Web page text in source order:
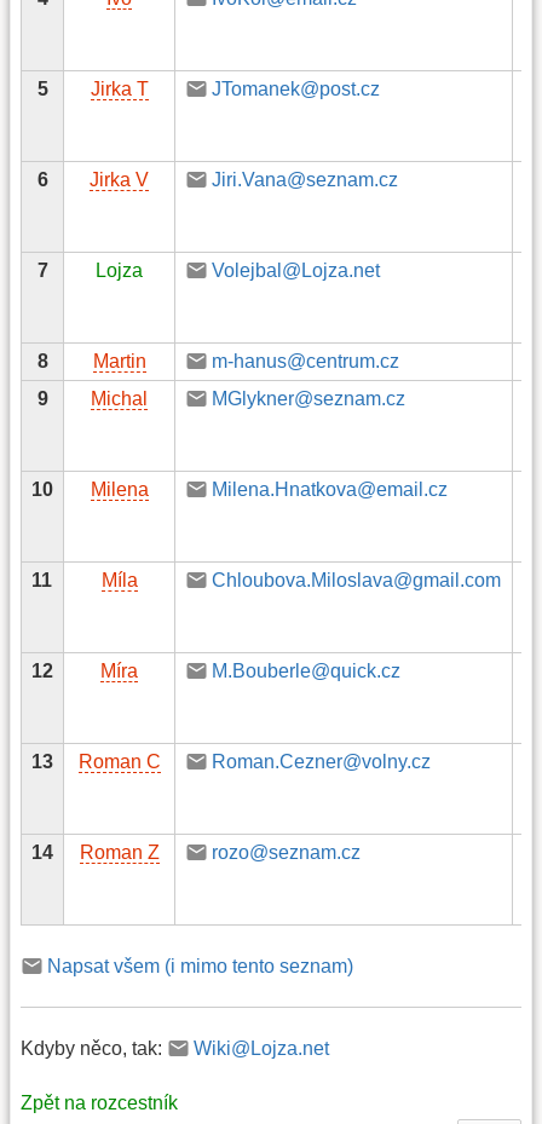
5
Jirka T JTomanek@post.cz
6
Jirka V Jiri.Vana@seznam.cz
7
Lojza Volejbal@Lojza.net
8
Martin
m-hanus@centrum.cz
9
Michal MGlykner@seznam.cz
10
Milena Milena.Hnatkova@email.cz
11
Míla Chloubova.Miloslava@gmail.com
12
Míra M.Bouberle@quick.cz
13
Roman C Roman.Cezner@volny.cz
14
Roman Z rozo@seznam.cz
Napsat všem (i mimo tento seznam)
Kdyby něco, tak: Wiki@Lojza.net
Zpět na rozcestník